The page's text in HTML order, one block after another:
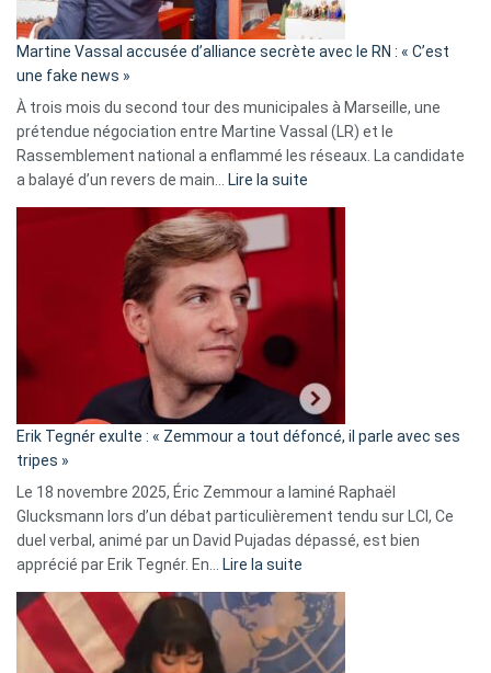
Algérie
Martine Vassal accusée d’alliance secrète avec le RN : « C’est
une fake news »
À trois mois du second tour des municipales à Marseille, une
prétendue négociation entre Martine Vassal (LR) et le
Rassemblement national a enflammé les réseaux. La candidate
a balayé d’un revers de main…
Lire la suite
d’alliance
secrète
«
C’est
fake
news
»
Erik Tegnér exulte : « Zemmour a tout défoncé, il parle avec ses
tripes »
Le 18 novembre 2025, Éric Zemmour a laminé Raphaël
Glucksmann lors d’un débat particulièrement tendu sur LCI, Ce
duel verbal, animé par un David Pujadas dépassé, est bien
apprécié par Erik Tegnér. En…
Lire la suite
Tegnér
exulte